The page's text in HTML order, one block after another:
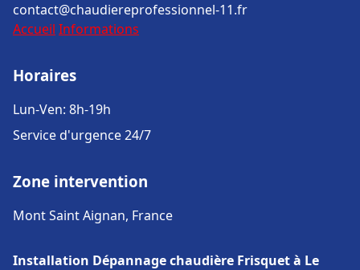
contact@chaudiereprofessionnel-11.fr
Accueil Informations
Horaires
Lun-Ven: 8h-19h
Service d'urgence 24/7
Zone intervention
Mont Saint Aignan, France
Installation Dépannage chaudière Frisquet à Le